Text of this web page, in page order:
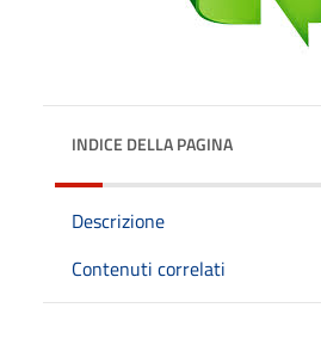
INDICE DELLA PAGINA
Descrizione
Contenuti correlati